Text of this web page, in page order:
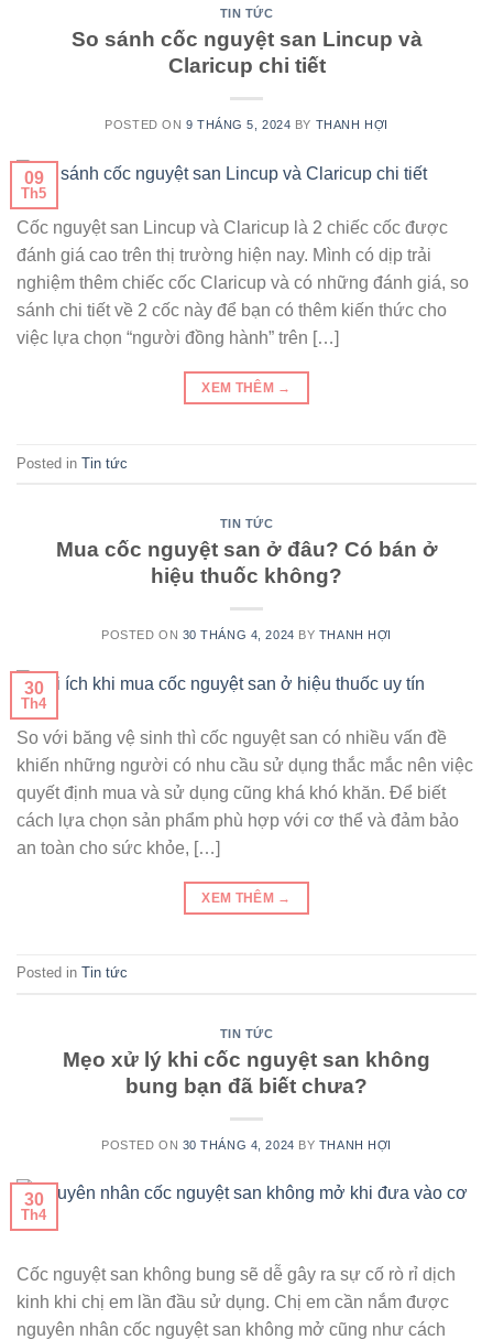
TIN TỨC
So sánh cốc nguyệt san Lincup và
Claricup chi tiết
POSTED ON 9 THÁNG 5, 2024 BY THANH HỢI
09
Th5
Cốc nguyệt san Lincup và Claricup là 2 chiếc cốc được
đánh giá cao trên thị trường hiện nay. Mình có dịp trải
nghiệm thêm chiếc cốc Claricup và có những đánh giá, so
sánh chi tiết về 2 cốc này để bạn có thêm kiến thức cho
việc lựa chọn “người đồng hành” trên […]
XEM THÊM →
Posted in Tin tức
TIN TỨC
Mua cốc nguyệt san ở đâu? Có bán ở
hiệu thuốc không?
POSTED ON 30 THÁNG 4, 2024 BY THANH HỢI
30
Th4
So với băng vệ sinh thì cốc nguyệt san có nhiều vấn đề
khiến những người có nhu cầu sử dụng thắc mắc nên việc
quyết định mua và sử dụng cũng khá khó khăn. Để biết
cách lựa chọn sản phẩm phù hợp với cơ thể và đảm bảo
an toàn cho sức khỏe, […]
XEM THÊM →
Posted in Tin tức
TIN TỨC
Mẹo xử lý khi cốc nguyệt san không
bung bạn đã biết chưa?
POSTED ON 30 THÁNG 4, 2024 BY THANH HỢI
30
Th4
Cốc nguyệt san không bung sẽ dễ gây ra sự cố rò rỉ dịch
kinh khi chị em lần đầu sử dụng. Chị em cần nắm được
nguyên nhân cốc nguyệt san không mở cũng như cách